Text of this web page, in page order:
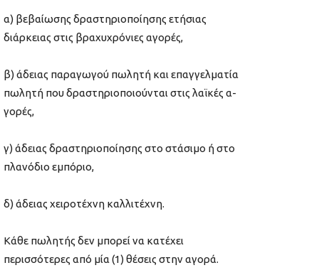
α) βεβαίωσης δραστηριοποίησης ετήσιας
διάρκειας στις βραχυχρόνιες αγορές,
β) άδειας παραγωγού πωλητή και επαγγελματία
πωλητή που δραστηριοποιούνται στις λαϊκές α-
γορές,
γ) άδειας δραστηριοποίησης στο στάσιμο ή στο
πλανόδιο εμπόριο,
δ) άδειας χειροτέχνη καλλιτέχνη.
Κάθε πωλητής δεν μπορεί να κατέχει
περισσότερες από μία (1) θέσεις στην αγορά.